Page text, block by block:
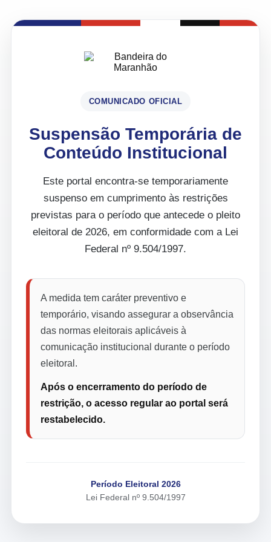
COMUNICADO OFICIAL
Suspensão Temporária de
Conteúdo Institucional
Este portal encontra-se temporariamente
suspenso em cumprimento às restrições
previstas para o período que antecede o pleito
eleitoral de 2026, em conformidade com a Lei
Federal nº 9.504/1997.
A medida tem caráter preventivo e
temporário, visando assegurar a observância
das normas eleitorais aplicáveis à
comunicação institucional durante o período
eleitoral.
Após o encerramento do período de
restrição, o acesso regular ao portal será
restabelecido.
Período Eleitoral 2026
Lei Federal nº 9.504/1997